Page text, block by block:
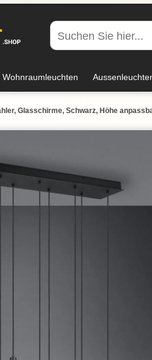
Wohnraumleuchten
Glasschirme, Schwarz, Höhe